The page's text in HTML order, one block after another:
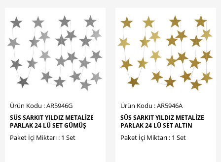
Ürün Kodu : AR5946G
SÜS SARKIT YILDIZ METALİZE
PARLAK 24 LÜ SET GÜMÜŞ
Paket İçi Miktarı : 1 Set
Ürün Kodu : AR5946A
SÜS SARKIT YILDIZ METALİZE
PARLAK 24 LÜ SET ALTIN
Paket İçi Miktarı : 1 Set